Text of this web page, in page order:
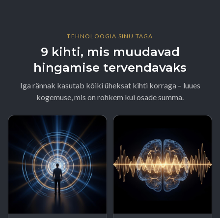
TEHNOLOOGIA SINU TAGA
9 kihti, mis muudavad
hingamise tervendavaks
Iga rännak kasutab kõiki üheksat kihti korraga – luues
kogemuse, mis on rohkem kui osade summa.